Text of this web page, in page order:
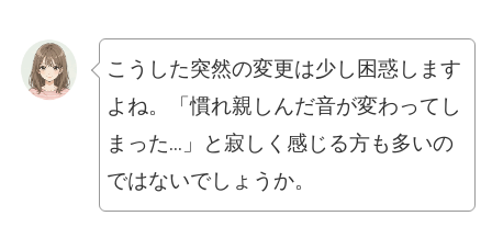
こうした突然の変更は少し困惑します
よね。「慣れ親しんだ音が変わってし
まった...」と寂しく感じる方も多いの
ではないでしょうか。